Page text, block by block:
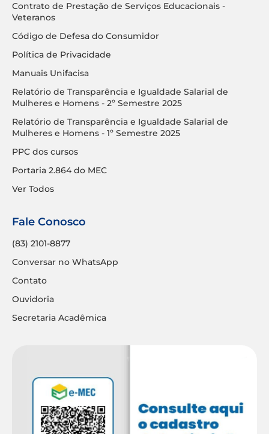
Contrato de Prestação de Serviços Educacionais -
Veteranos
Código de Defesa do Consumidor
Política de Privacidade
Manuais Unifacisa
Relatório de Transparência e Igualdade Salarial de
Mulheres e Homens - 2º Semestre 2025
Relatório de Transparência e Igualdade Salarial de
Mulheres e Homens - 1º Semestre 2025
PPC dos cursos
Portaria 2.864 do MEC
Ver Todos
Fale Conosco
(83) 2101-8877
Conversar no WhatsApp
Contato
Ouvidoria
Secretaria Acadêmica